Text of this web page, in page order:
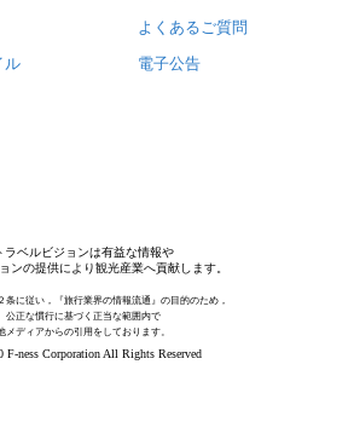
ル
よくあるご質問
電子公告
ラベルビジョンは有益な情報や
ンの提供により観光産業へ貢献します。
条に従い，『旅行業界の情報流通』の目的のため，
公正な慣行に基づく正当な範囲内で
メディアからの引用をしております。
F-ness Corporation All Rights Reserved